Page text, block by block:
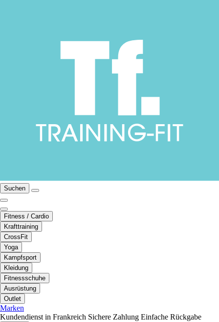
Suchen
Fitness / Cardio
Krafttraining
CrossFit
Yoga
Kampfsport
Kleidung
Fitnessschuhe
Ausrüstung
Outlet
Marken
Kundendienst in Frankreich Sichere Zahlung Einfache Rückgabe